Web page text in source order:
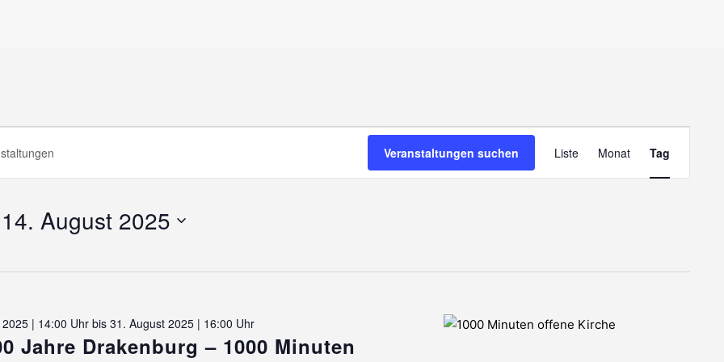
Veranstaltungen suchen Liste Monat Tag
14. August 2025
Jahre Drakenburg – 1000 Minuten
| 14:00 Uhrbis 31. August 2025 | 16:00 Uhr